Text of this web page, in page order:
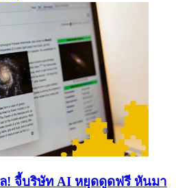
! จี้บริษัท AI หยุดดูดฟรี หันมา